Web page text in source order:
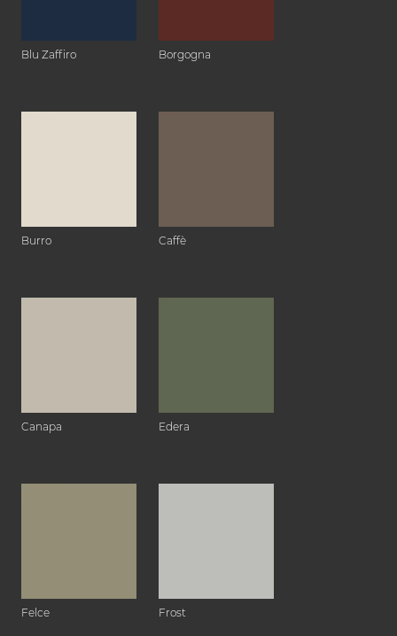
Blu Zaffiro Borgogna
Burro Caffè
Canapa Edera
Felce Frost